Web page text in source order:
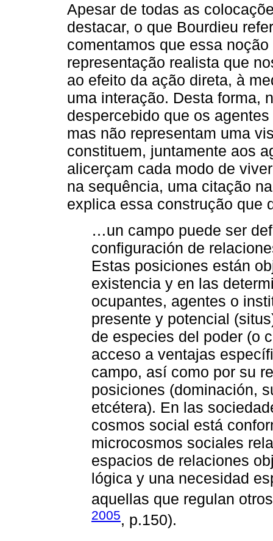
Apesar de todas as
destacar, o que Bourdieu
comentamos que essa
representação realista que
ao efeito da ação direta, à
uma interação. Desta forma,
despercebido que os
mas não representam uma
constituem, juntamente aos
alicerçam cada modo de
na sequência, uma citação
explica essa construção que
…un campo puede ser
configuración de
Estas posiciones están
existencia y en las
ocupantes, agentes o
presente y potencial
de especies del poder (o
acceso a ventajas
campo, así como por su
posiciones (dominación,
etcétera). En las
cosmos social está
microcosmos sociales
espacios de relaciones
lógica y una necesidad
aquellas que regulan
2005, p.150).